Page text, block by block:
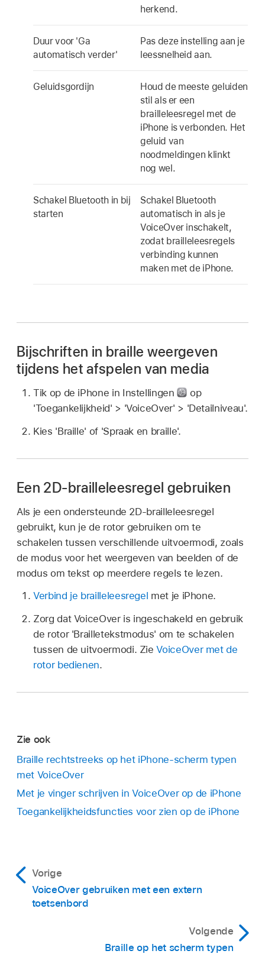
herkend.
Duur voor 'Ga
automatisch verder'
Pas deze instelling aan je
leessnelheid aan.
Geluidsgordijn
Houd de meeste geluiden
stil als er een
brailleleesregel met de
iPhone is verbonden. Het
geluid van
noodmeldingen klinkt
nog wel.
Schakel Bluetooth in bij
starten
Schakel Bluetooth
automatisch in als je
VoiceOver inschakelt,
zodat brailleleesregels
verbinding kunnen
maken met de iPhone.
Bijschriften in braille weergeven
tijdens het afspelen van media
Tik op de iPhone in Instellingen
op
'Toegankelijkheid' > 'VoiceOver' > 'Detailniveau'.
Kies 'Braille' of 'Spraak en braille'.
Een 2D-brailleleesregel gebruiken
Als je een ondersteunde 2D-brailleleesregel
gebruikt, kun je de rotor gebruiken om te
schakelen tussen verschillende uitvoermodi, zoals
de modus voor het weergeven van beelden of de
modus om tekst op meerdere regels te lezen.
Verbind je brailleleesregel met je iPhone.
Zorg dat VoiceOver is ingeschakeld en gebruik
de rotor 'Brailletekstmodus' om te schakelen
tussen de uitvoermodi. ZieVoiceOver met de
rotor bedienen.
Zie ook
Braille rechtstreeks op het iPhone-scherm typen
met VoiceOver
Met je vinger schrijven in VoiceOver op de iPhone
Toegankelijkheidsfuncties voor zien op de iPhone
Vorige
VoiceOver gebruiken met een extern
toetsenbord
Volgende
Braille op het scherm typen